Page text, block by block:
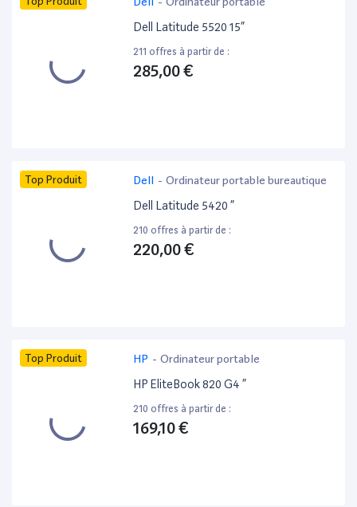
Dell Latitude 5520 15”
211 offres à partir de :
285,00 €
Top Produit Dell - Ordinateur portable bureautique
Dell Latitude 5420 ”
210 offres à partir de :
220,00 €
Top Produit HP - Ordinateur portable
HP EliteBook 820 G4 ”
210 offres à partir de :
169,10 €